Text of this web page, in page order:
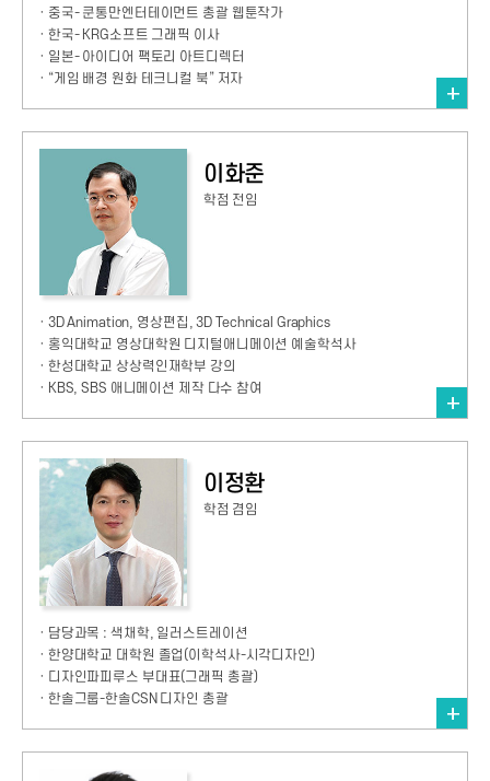
· 중국- 쿤통만엔터테이먼트 총괄 웹툰작가
· 한국- KRG소프트 그래픽 이사
· 일본- 아이디어 팩토리 아트디렉터
· “게임 배경 원화 테크니컬 북” 저자
이화준
학점 전임
· 3D Animation, 영상편집, 3D Technical Graphics
· 홍익대학교 영상대학원 디지털애니메이션 예술학석사
· 한성대학교 상상력인재학부 강의
· KBS, SBS 애니메이션 제작 다수 참여
이정환
학점 겸임
· 담당과목 : 색채학, 일러스트레이션
· 한양대학교 대학원 졸업(이학석사-시각디자인)
· 디자인파피루스 부대표(그래픽 총괄)
· 한솔그룹-한솔CSN 디자인 총괄